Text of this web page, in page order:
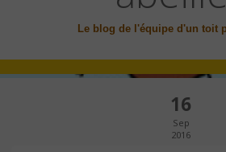
Le blog de l'équipe d'un toit
16
Sep
2016